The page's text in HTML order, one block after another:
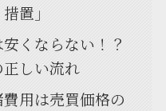
置」
くならない！？
しい流れ
用は売買価格の